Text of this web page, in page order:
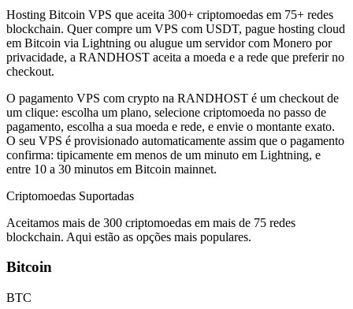
Hosting Bitcoin VPS que aceita 300+ criptomoedas em 75+ redes
blockchain. Quer compre um VPS com USDT, pague hosting cloud
em Bitcoin via Lightning ou alugue um servidor com Monero por
privacidade, a RANDHOST aceita a moeda e a rede que preferir no
checkout.
O pagamento VPS com crypto na RANDHOST é um checkout de
um clique: escolha um plano, selecione criptomoeda no passo de
pagamento, escolha a sua moeda e rede, e envie o montante exato.
O seu VPS é provisionado automaticamente assim que o pagamento
confirma: tipicamente em menos de um minuto em Lightning, e
entre 10 a 30 minutos em Bitcoin mainnet.
Criptomoedas Suportadas
Aceitamos mais de 300 criptomoedas em mais de 75 redes
blockchain. Aqui estão as opções mais populares.
Bitcoin
BTC